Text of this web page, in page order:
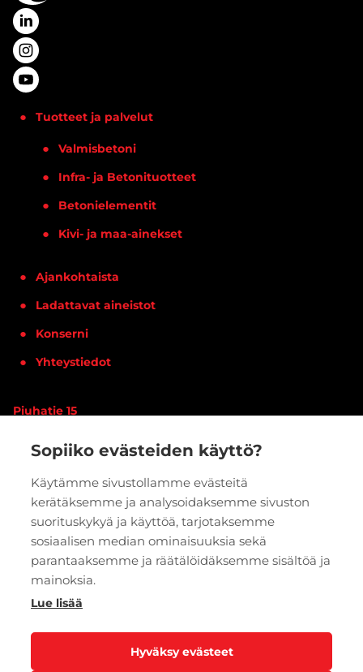
Sopiiko evästeiden käyttö?
Käytämme sivustollamme evästeitä
kerätäksemme ja analysoidaksemme sivuston
suorituskykyä ja käyttöä, tarjotaksemme
sosiaalisen median ominaisuuksia sekä
parantaaksemme ja räätälöidäksemme sisältöä ja
mainoksia.
Lue lisää
Hyväksy evästeet
Tuotteet ja palvelut
Valmisbetoni
Infra- ja Betonituotteet
Betonielementit
Kivi- ja maa-ainekset
Ajankohtaista
Ladattavat aineistot
Konserni
Yhteystiedot
Piuhatie 15
PYYDÄ TARJOUS VERKKOKAUPPA